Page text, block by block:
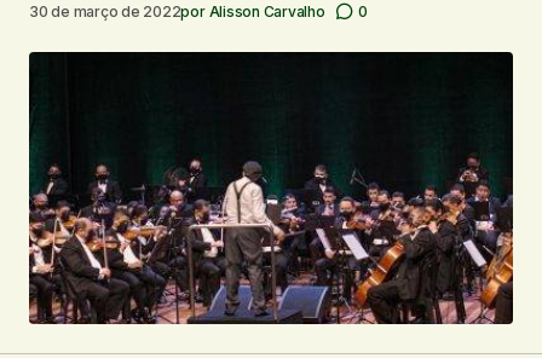
30 de março de 2022por Alisson Carvalho 0